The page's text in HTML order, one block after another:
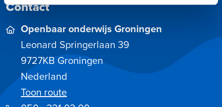
Contact
Openbaar onderwijs Groningen
Leonard Springerlaan 39
9727KBGroningen
Nederland
Toon route